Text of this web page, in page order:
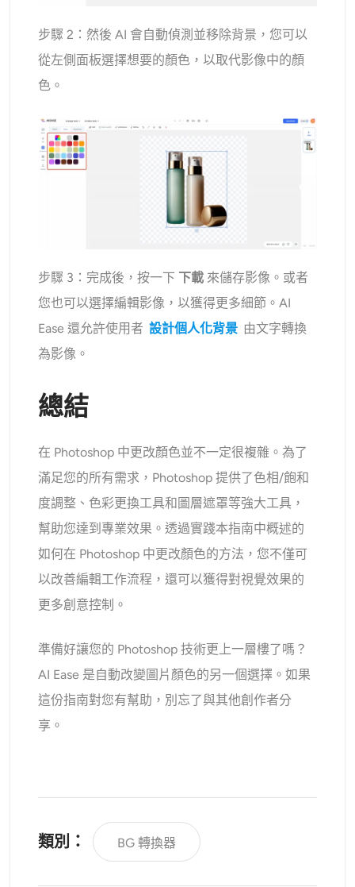
步驟 2：然後 AI 會自動偵測並移除背景，您可以
從左側面板選擇想要的顏色，以取代影像中的顏
色。
步驟 3：完成後，按一下 下載 來儲存影像。或者
您也可以選擇編輯影像，以獲得更多細節。AI
Ease 還允許使用者 設計個人化背景 由文字轉換
為影像。
總結
在 Photoshop 中更改顏色並不一定很複雜。為了
滿足您的所有需求，Photoshop 提供了色相/飽和
度調整、色彩更換工具和圖層遮罩等強大工具，
幫助您達到專業效果。透過實踐本指南中概述的
如何在 Photoshop 中更改顏色的方法，您不僅可
以改善編輯工作流程，還可以獲得對視覺效果的
更多創意控制。
準備好讓您的 Photoshop 技術更上一層樓了嗎？
AI Ease 是自動改變圖片顏色的另一個選擇。如果
這份指南對您有幫助，別忘了與其他創作者分
享。
類別： BG 轉換器